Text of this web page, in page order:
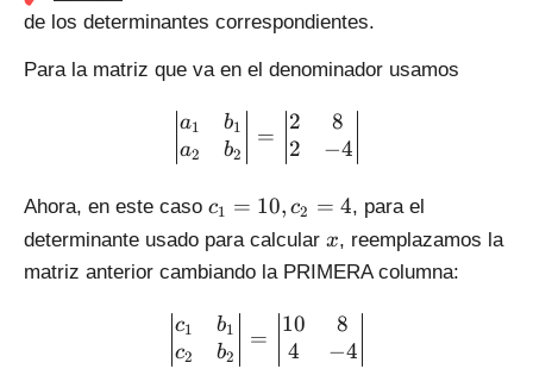
de los determinantes correspondientes.
Para la matriz que va en el denominador usamos
\left|\begin{matrix}
a1
a2
b1
b2
=
2
2
8
−4
Ahora, en este caso c
_
=
0,
c
c1 = 10, c2 = 4, para el
determinante usado para calcular x
x, reemplazamos la
matriz anterior cambiando la PRIMERA columna:
\left|\begin{matrix}
c1
c2
b1
b2
=
10
4
8
−4